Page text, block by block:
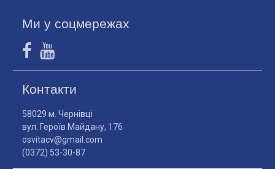
Ми у соцмережах
Контакти
58029 м. Чернівці
вул. Героїв Майдану, 176
osvitacv@gmail.com
(0372) 53-30-87